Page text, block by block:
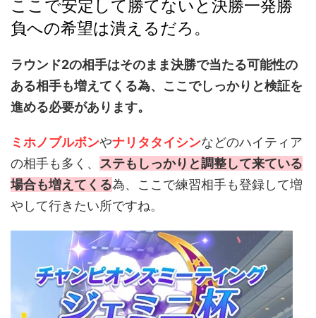
ここで安定して勝てないと決勝一発勝
負への希望は潰えるだろ。
ラウンド2の相手はそのまま決勝で当たる可能性の
ある相手も増えてくる為、ここでしっかりと検証を
進める必要があります。
ミホノブルボンやナリタタイシンなどのハイティア
の相手も多く、 ステもしっかりと調整して来ている
場合も増えてくる為、ここで練習相手も登録して増
やして行きたい所ですね。